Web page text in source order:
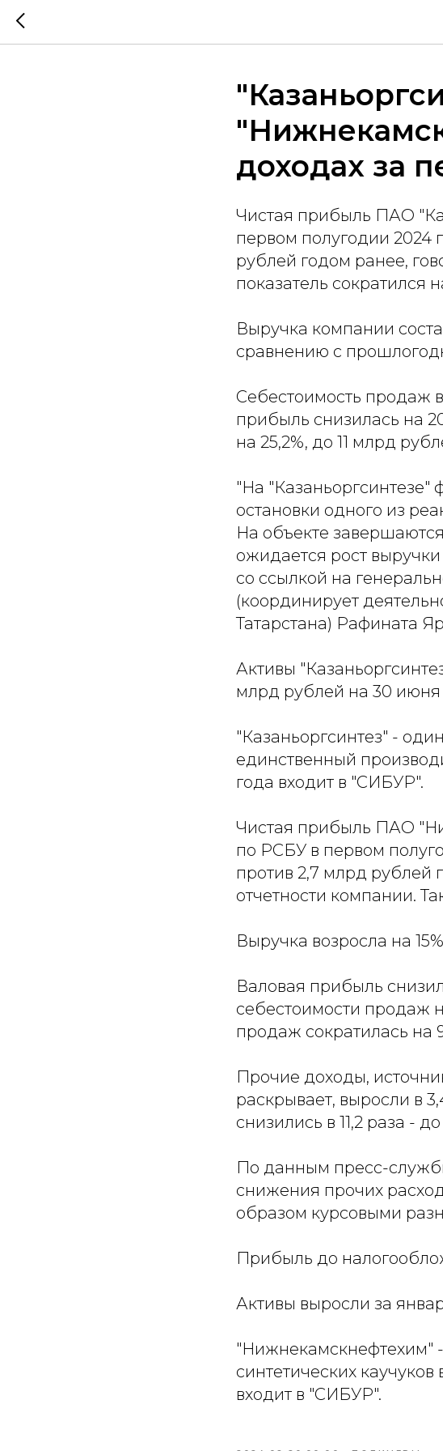
доходах за
Чистая прибыль ПАО
первом полугодии 2024
рублей годом ранее,
показатель сократился
Выручка компании
сравнению с
Себестоимость продаж
прибыль снизилась на
на 25,2%, до 11 млрд
"На "Казаньоргсинтезе"
остановки одного из
На объекте
ожидается рост
со ссылкой на
(координирует
Татарстана) Рафината
Активы
млрд рублей на 30 июня
"Казаньоргсинтез" -
единственный
года входит в "СИБУР".
Чистая прибыль ПАО
по РСБУ в первом
против 2,7 млрд рублей
отчетности компании.
Выручка возросла на
Валовая прибыль
себестоимости продаж
продаж сократилась на
Прочие доходы,
раскрывает, выросли в
снизились в 11,2 раза -
По данным пресс-
снижения прочих
образом курсовыми
Прибыль до
Активы выросли за
"Нижнекамскнефтехим"
синтетических
входит в "СИБУР".